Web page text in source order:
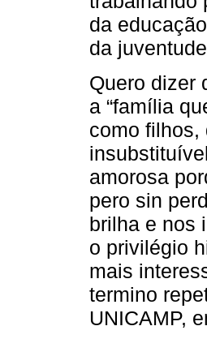
da
da
Quero dizer
a “família
como filhos,
amorosa
pero sin
brilha e nos
o privilégio
mais
termino
UNICAMP,